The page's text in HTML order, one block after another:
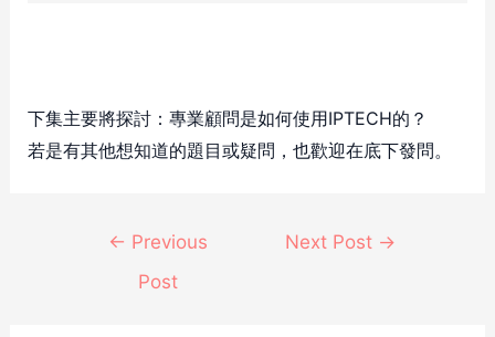
下集主要將探討：專業顧問是如何使用IPTECH的？
若是有其他想知道的題目或疑問，也歡迎在底下發問。
← Previous
Post
Next Post →